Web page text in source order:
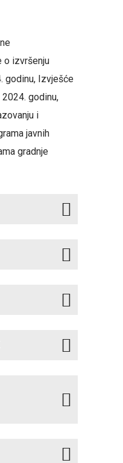
o izvršenju
godinu, Izvješće
godinu,
i
javnih
gradnje